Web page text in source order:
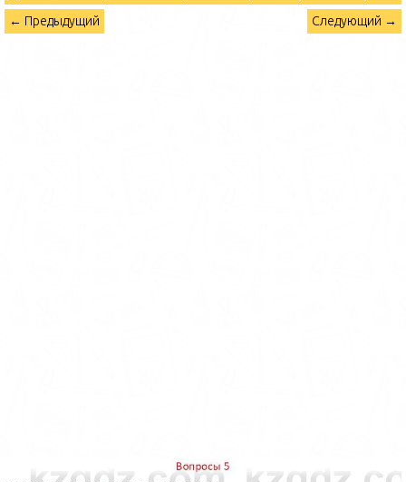
← Предыдущий Следующий →